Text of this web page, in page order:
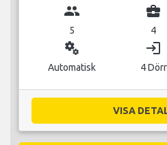
group
5
business_center
4
miscellaneous_services
Automatisk
login
4 Dörr
VISA